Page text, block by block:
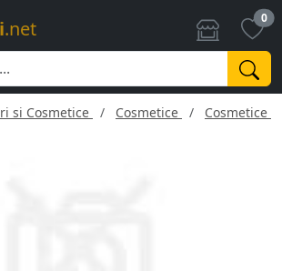
.net 0
si Cosmetice Cosmetice Cosmetice